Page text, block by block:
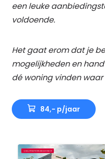
een leuke
voldoende.
Het gaat erom dat je
mogelijkheden en
dé woning vinden
84,- p/jaar